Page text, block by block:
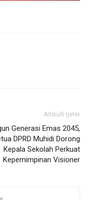
Artikulli tjetër
Generasi Emas 2045,
DPRD Muhidi Dorong
Kepala Sekolah Perkuat
Kepemimpinan Visioner